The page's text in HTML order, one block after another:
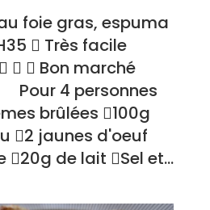
foie gras, espuma
 Très facile
  Bon marché
4 personnes
brûlées 100g
2 jaunes d'oeuf
20g de lait Sel et...